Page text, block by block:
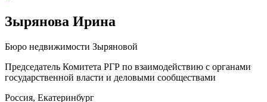
Зырянова Ирина
Бюро недвижимости Зыряновой
Председатель Комитета РГР по взаимодействию с органами
государственной власти и деловыми сообществами
Россия, Екатеринбург